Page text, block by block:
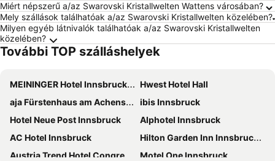
Miért népszerű a/az Swarovski Kristallwelten Wattens városában?
Mely szállások találhatóak a/az Swarovski Kristallwelten közelében?
Milyen egyéb látnivalók találhatóak a/az Swarovski Kristallwelten
közelében?
További TOP szálláshelyek
MEININGER Hotel Innsbruck Zentrum
Hwest Hotel Hall
aja Fürstenhaus am Achensee
ibis Innsbruck
Hotel Neue Post Innsbruck
Alphotel Innsbruck
AC Hotel Innsbruck
Hilton Garden Inn Innsbruck Tivoli
Austria Trend Hotel Congress Innsbruck
Motel One Innsbruck